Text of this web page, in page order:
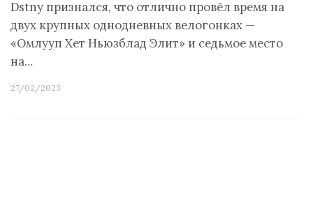
Dstny признался, что отлично провёл время на
двух крупных однодневных велогонках —
«Омлууп Хет Ньюзблад Элит» и седьмое место
на…
27/02/2023